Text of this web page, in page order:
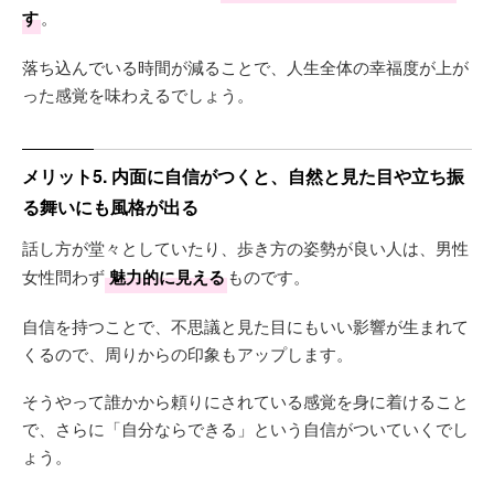
す。
落ち込んでいる時間が減ることで、人生全体の幸福度が上が
った感覚を味わえるでしょう。
メリット5. 内面に自信がつくと、自然と見た目や立ち振
る舞いにも風格が出る
話し方が堂々としていたり、歩き方の姿勢が良い人は、男性
女性問わず魅力的に見える ものです。
自信を持つことで、不思議と見た目にもいい影響が生まれて
くるので、周りからの印象もアップします。
そうやって誰かから頼りにされている感覚を身に着けること
で、さらに「自分ならできる」という自信がついていくでし
ょう。